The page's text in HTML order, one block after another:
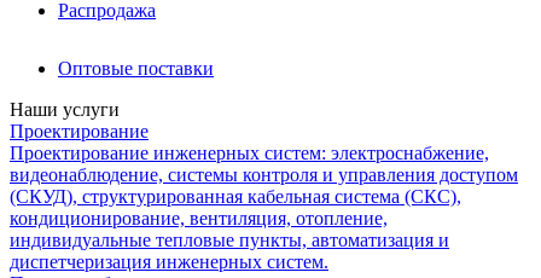
Распродажа
Оптовые поставки
Наши услуги
Проектирование
Проектирование инженерных систем: электроснабжение,
видеонаблюдение, системы контроля и управления доступом
(СКУД), структурированная кабельная система (СКС),
кондиционирование, вентиляция, отопление,
индивидуальные тепловые пункты, автоматизация и
диспетчеризация инженерных систем.